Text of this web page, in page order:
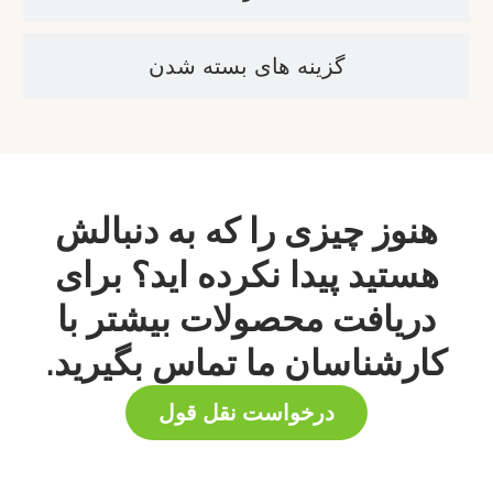
گزینه های بسته شدن
هنوز چیزی را که به دنبالش
هستید پیدا نکرده اید؟ برای
دریافت محصولات بیشتر با
کارشناسان ما تماس بگیرید.
درخواست نقل قول